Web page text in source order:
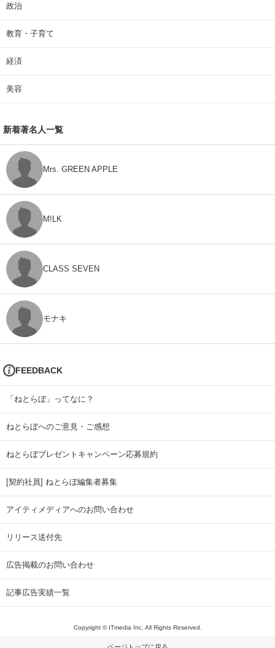
政治
教育・子育て
経済
美容
新着著名人一覧
Mrs. GREEN APPLE
M!LK
CLASS SEVEN
モナキ
FEEDBACK
「ねとらぼ」ってなに？
ねとらぼへのご意見・ご感想
ねとらぼプレゼントキャンペーン応募規約
[契約社員] ねとらぼ編集者募集
アイティメディアへのお問い合わせ
リリース送付先
広告掲載のお問い合わせ
記事広告実績一覧
Copyright © ITmedia Inc. All Rights Reserved.